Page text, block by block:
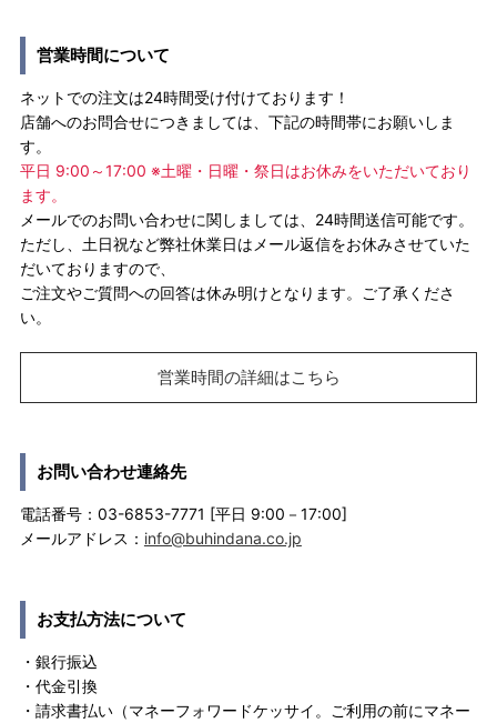
営業時間について
ネットでの注文は24時間受け付けております！
店舗へのお問合せにつきましては、下記の時間帯にお願いしま
す。
平日 9:00～17:00 ※土曜・日曜・祭日はお休みをいただいており
ます。
メールでのお問い合わせに関しましては、24時間送信可能です。
ただし、土日祝など弊社休業日はメール返信をお休みさせていた
だいておりますので、
ご注文やご質問への回答は休み明けとなります。ご了承くださ
い。
営業時間の詳細はこちら
お問い合わせ連絡先
電話番号：03-6853-7771 [平日 9:00－17:00]
メールアドレス： info@buhindana.co.jp
お支払方法について
・銀行振込
・代金引換
・請求書払い（マネーフォワードケッサイ。ご利用の前にマネー